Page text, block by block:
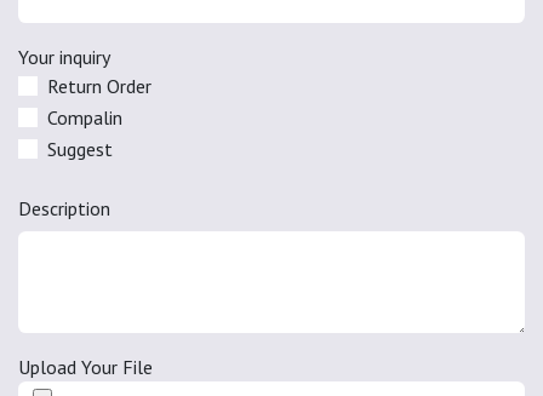
Your inquiry
Return Order
Compalin
Suggest
Description
Upload Your File